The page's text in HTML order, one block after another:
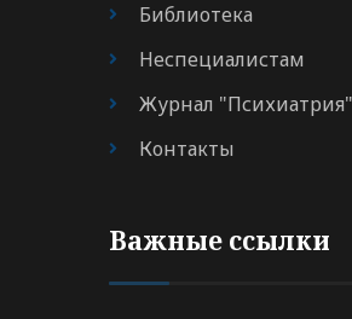
Библиотека
Неспециалистам
Журнал "Психиатрия"
Контакты
Важные ссылки